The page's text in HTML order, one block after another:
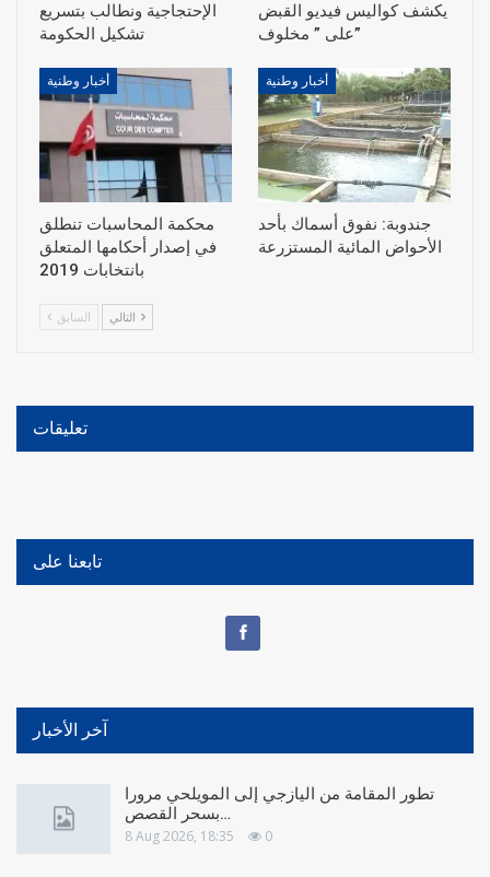
الإحتجاجية ونطالب بتسريع
يكشف كواليس فيديو القبض
على ” مخلوف”
أخبار وطنية
محكمة المحاسبات تنطلق
في إصدار أحكامها المتعلق
بانتخابات 2019
أخبار وطنية
جندوبة: نفوق أسماك بأحد
الأحواض المائية المستزرعة
السابق
تعليقات
تابعنا على
آخر الأخبار
تطور المقامة من اليازجي إلى المويلحي مرورا
بسحر القصص…
8 Aug 2026, 18:35 0